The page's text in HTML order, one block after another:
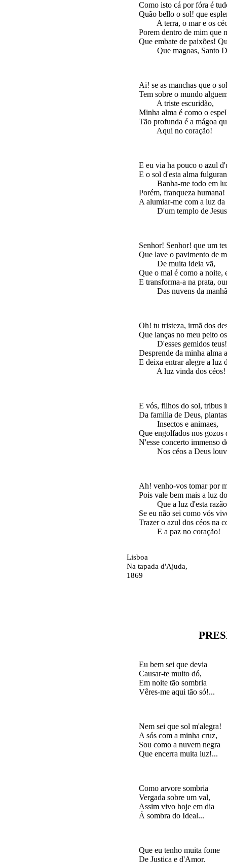
Como isto cá por fóra é
Quão bello o sol! que
A terra, o mar e os
Porem dentro de mim que
Que embate de paixões!
Ai! se as manchas que o
Tem sobre o mundo
         A triste escuridão,
Minha alma é como o
Tão profunda é a mágoa
E eu via ha pouco o azul
E o sol d'esta alma
Banha-me todo em
Porém, franqueza
A alumiar-me com a luz
Senhor! Senhor! que um
Que lave o pavimento de
         De muita ideia vã,
Que o mal é como a noite,
E transforma-a na prata,
Oh! tu tristeza, irmã dos
Que lanças no meu peito
         D'esses gemidos teus!
Desprende da minha alma
E deixa entrar alegre a luz
E vós, filhos do sol, tribus
Da familia de Deus,
         Insectos e animaes,
Que engolfados nos gozos
N'esse concerto immenso
Ah! venho-vos tomar por
Pois vale bem mais a luz
Que a luz d'esta
Se eu não sei como vós
Trazer o azul dos céos na
Lisboa
Na tapada d'Ajuda,
1869
Eu bem sei que devia
Causar-te muito dó,
Em noite tão sombria
Nem sei que sol m'alegra!
A sós com a minha cruz,
Sou como a nuvem negra
Como arvore sombria
Vergada sobre um val,
Assim vivo hoje em dia
Que eu tenho muita fome
De Justiça e d'Amor,